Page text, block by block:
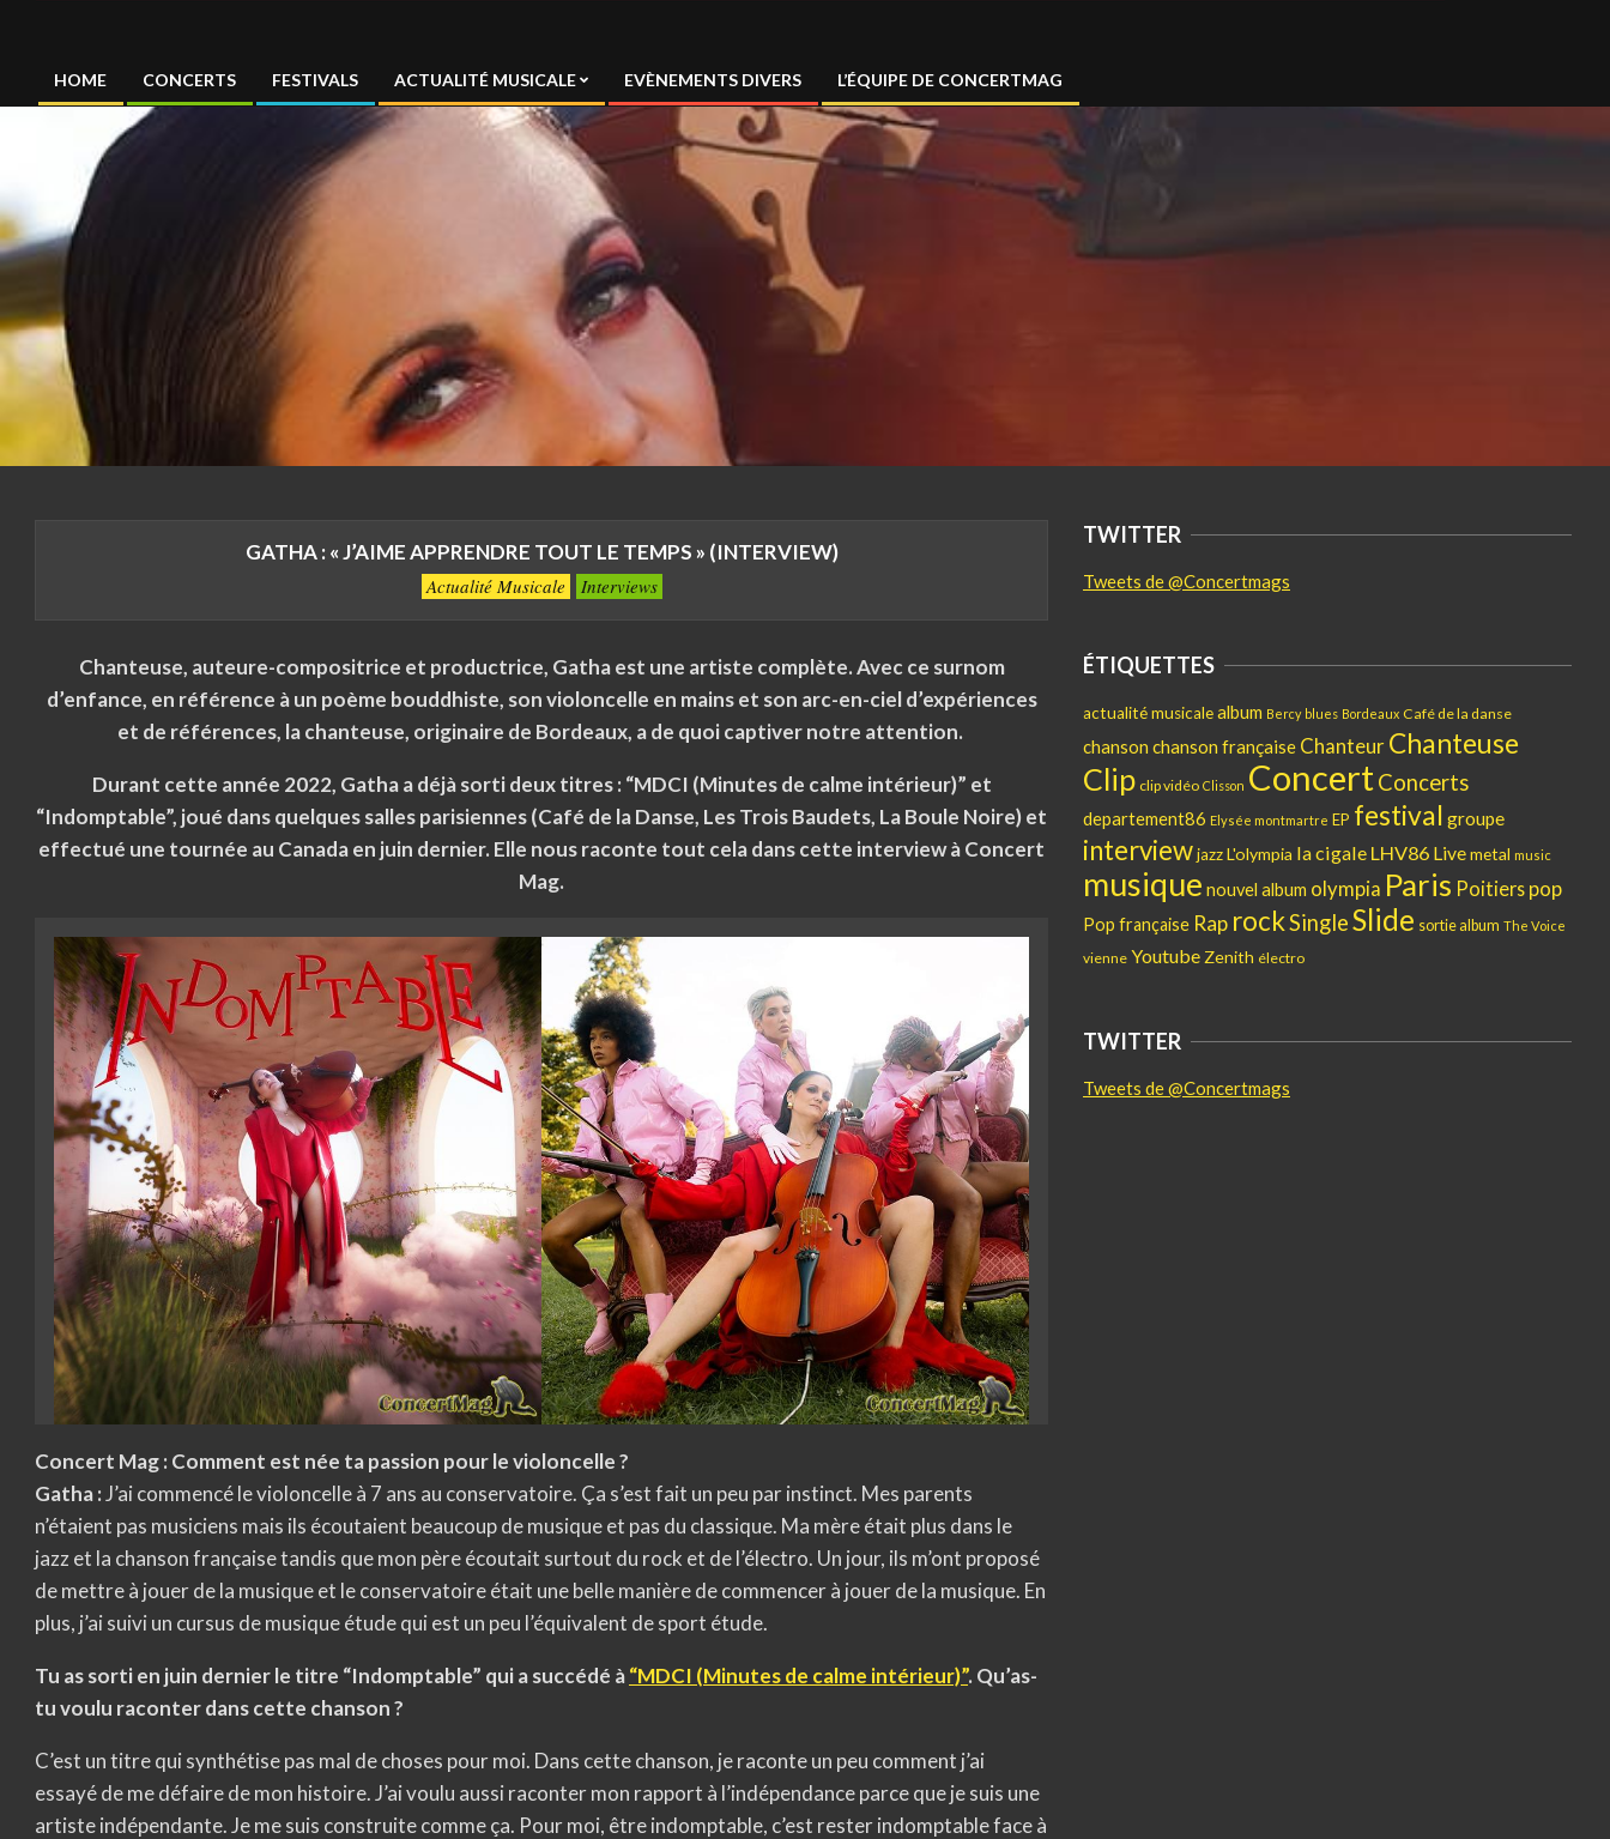
Primary
HOME CONCERTS FESTIVALS ACTUALITÉ MUSICALE EVÈNEMENTS DIVERS L’ÉQUIPE DE CONCERTMAG
GATHA : « J’AIME APPRENDRE TOUT LE TEMPS » (INTERVIEW)
Actualité Musicale Interviews
Chanteuse, auteure-compositrice et productrice, Gatha est une artiste complète. Avec ce surnom
d’enfance, en référence à un poème bouddhiste, son violoncelle en mains et son arc-en-ciel d’expériences
et de références, la chanteuse, originaire de Bordeaux, a de quoi captiver notre attention.
Durant cette année 2022, Gatha a déjà sorti deux titres : “MDCI (Minutes de calme intérieur)” et
“Indomptable”, joué dans quelques salles parisiennes (Café de la Danse, Les Trois Baudets, La Boule Noire) et
effectué une tournée au Canada en juin dernier. Elle nous raconte tout cela dans cette interview à Concert
Mag.
Concert Mag : Comment est née ta passion pour le violoncelle ?
Gatha :J’ai commencé le violoncelle à 7 ans au conservatoire. Ça s’est fait un peu par instinct. Mes parents
n’étaient pas musiciens mais ils écoutaient beaucoup de musique et pas du classique. Ma mère était plus dans le
jazz et la chanson française tandis que mon père écoutait surtout du rock et de l’électro. Un jour, ils m’ont proposé
de mettre à jouer de la musique et le conservatoire était une belle manière de commencer à jouer de la musique. En
plus, j’ai suivi un cursus de musique étude qui est un peu l’équivalent de sport étude.
Tu as sorti en juin dernier le titre “Indomptable” qui a succédé à“MDCI (Minutes de calme intérieur)”. Qu’as-
tu voulu raconter dans cette chanson ?
C’est un titre qui synthétise pas mal de choses pour moi. Dans cette chanson, je raconte un peu comment j’ai
essayé de me défaire de mon histoire. J’ai voulu aussi raconter mon rapport à l’indépendance parce que je suis une
artiste indépendante. Je me suis construite comme ça. Pour moi, être indomptable, c’est rester indomptable face à
TWITTER
Tweets de @Concertmags
ÉTIQUETTES
actualité musicalealbum Bercy blues Bordeaux Café de la danse
chanson chanson française ChanteurChanteuse
Clip clip vidéo Clisson ConcertConcerts
departement86 Elysée montmartre EP festival groupe
interviewjazzL'olympia la cigale LHV86 Livemetal music
musique nouvel album olympia Paris Poitiers pop
Pop française Rap rockSingleSlide sortie album The Voice
vienne Youtube Zenith électro
TWITTER
Tweets de @Concertmags